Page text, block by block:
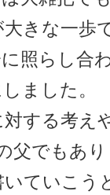
きな一歩
照らし合
ました。
する考え
父でもあ
ていこう